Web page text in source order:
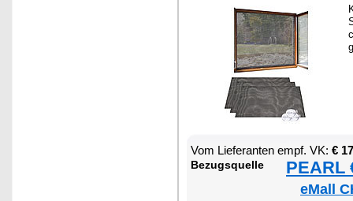
Vom Lie­fe­ran­ten empf. VK: €
Be­zugs­quel­le PEARL
eMall